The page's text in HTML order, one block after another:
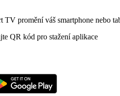
TV promění váš smartphone nebo
QR kód pro stažení aplikace